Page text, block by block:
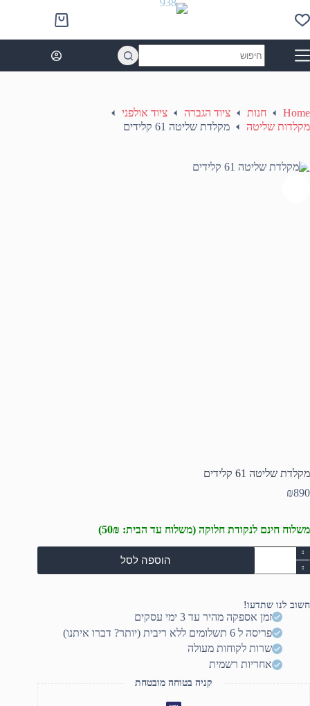
to
content
Shopping
cart
results
Home חנות ציוד הגברה
ציוד אולפני
מקלדות שליטה
מקלדת שליטה 61 קלידים
מקלדת שליטה 61 קלידים
₪890
משלוח חינם לנקודת חלוקה (משלוח עד הבית: 50₪)
כמות
של
מקלדת
קלידים
הוספה לסל
חשוב לנו שתדעו!
זמן אספקה מהיר עד 3 ימי עסקים
פריסה ל 6 תשלומים ללא ריבית (יותר? דברו איתנו)
שרות לקוחות מעולה
אחריות רשמית
קניה בטוחה מובטחת